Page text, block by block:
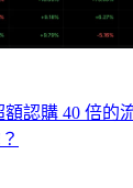
額認購 40 倍的